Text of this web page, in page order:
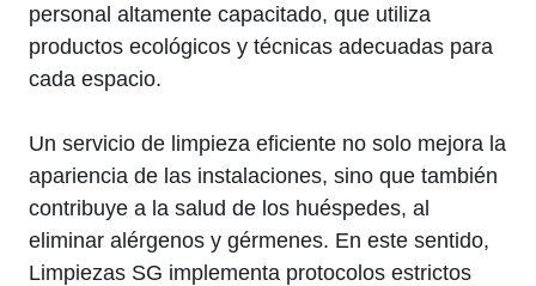
personal altamente capacitado, que utiliza
productos ecológicos y técnicas adecuadas para
cada espacio.
Un servicio de limpieza eficiente no solo mejora la
apariencia de las instalaciones, sino que también
contribuye a la salud de los huéspedes, al
eliminar alérgenos y gérmenes. En este sentido,
Limpiezas SG implementa protocolos estrictos